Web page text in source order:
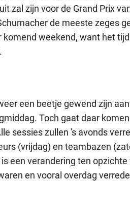
zal zijn voor de Grand Prix
de meeste zeges
weekend, want het
een beetje gewend zijn
Toch gaat daar
sessies zullen 's avonds
(vrijdag) en teambazen
een verandering ten
en vooral overdag